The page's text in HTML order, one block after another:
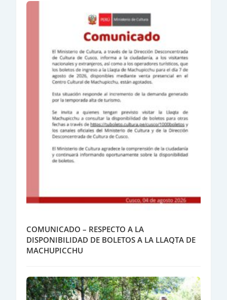
COMUNICADO – RESPECTO A LA
DISPONIBILIDAD DE BOLETOS A LA LLAQTA DE
MACHUPICCHU